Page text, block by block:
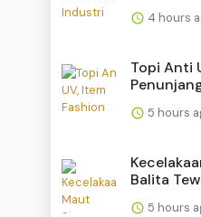
4 hours
Topi Anti
5 hours
Balita
5 hours